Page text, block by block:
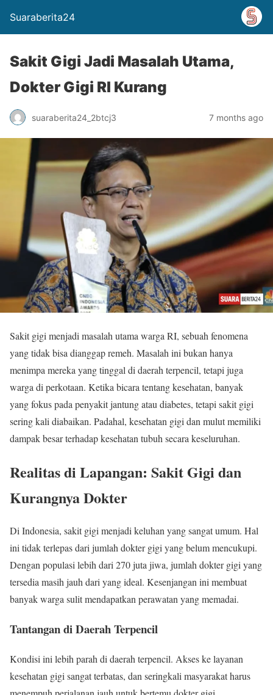
Suaraberita24
Sakit Gigi Jadi Masalah Utama,
Dokter Gigi RI Kurang
suaraberita24_2btcj3 7 months ago
Sakit gigi menjadi masalah utama warga RI, sebuah fenomena
yang tidak bisa dianggap remeh. Masalah ini bukan hanya
menimpa mereka yang tinggal di daerah terpencil, tetapi juga
warga di perkotaan. Ketika bicara tentang kesehatan, banyak
yang fokus pada penyakit jantung atau diabetes, tetapi sakit gigi
sering kali diabaikan. Padahal, kesehatan gigi dan mulut memiliki
dampak besar terhadap kesehatan tubuh secara keseluruhan.
Realitas di Lapangan: Sakit Gigi dan
Kurangnya Dokter
Di Indonesia, sakit gigi menjadi keluhan yang sangat umum. Hal
ini tidak terlepas dari jumlah dokter gigi yang belum mencukupi.
Dengan populasi lebih dari 270 juta jiwa, jumlah dokter gigi yang
tersedia masih jauh dari yang ideal. Kesenjangan ini membuat
banyak warga sulit mendapatkan perawatan yang memadai.
Tantangan di Daerah Terpencil
Kondisi ini lebih parah di daerah terpencil. Akses ke layanan
kesehatan gigi sangat terbatas, dan seringkali masyarakat harus